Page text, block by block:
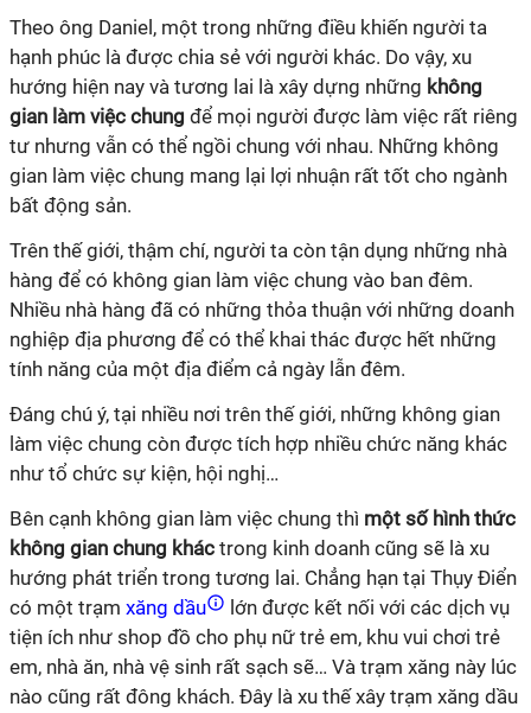
Theo ông Daniel, một trong những điều khiến người ta
hạnh phúc là được chia sẻ với người khác. Do vậy, xu
hướng hiện nay và tương lai là xây dựng những không
gian làm việc chung để mọi người được làm việc rất riêng
tư nhưng vẫn có thể ngồi chung với nhau. Những không
gian làm việc chung mang lại lợi nhuận rất tốt cho ngành
bất động sản.
Trên thế giới, thậm chí, người ta còn tận dụng những nhà
hàng để có không gian làm việc chung vào ban đêm.
Nhiều nhà hàng đã có những thỏa thuận với những doanh
nghiệp địa phương để có thể khai thác được hết những
tính năng của một địa điểm cả ngày lẫn đêm.
Đáng chú ý, tại nhiều nơi trên thế giới, những không gian
làm việc chung còn được tích hợp nhiều chức năng khác
như tổ chức sự kiện, hội nghị…
Bên cạnh không gian làm việc chung thì một số hình thức
không gian chung khác trong kinh doanh cũng sẽ là xu
hướng phát triển trong tương lai. Chẳng hạn tại Thụy Điển
có một trạm xăng dầu
lớn được kết nối với các dịch vụ
tiện ích như shop đồ cho phụ nữ trẻ em, khu vui chơi trẻ
em, nhà ăn, nhà vệ sinh rất sạch sẽ… Và trạm xăng này lúc
nào cũng rất đông khách. Đây là xu thế xây trạm xăng dầu